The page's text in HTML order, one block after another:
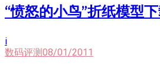
“愤怒的小鸟”折纸模型
i
数码评测08/01/2011